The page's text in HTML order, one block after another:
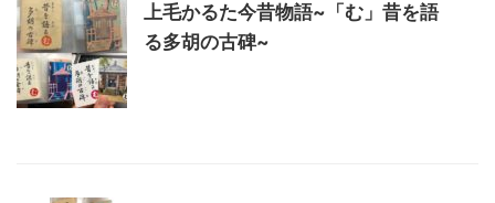
上毛かるた今昔物語~「む」昔を語
る多胡の古碑~